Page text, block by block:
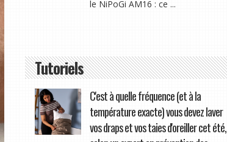
le NiPoGi AM16 : ce ...
Tutoriels
C'est à quelle fréquence (et à la
température exacte) vous devez laver
vos draps et vos taies d'oreiller cet été,